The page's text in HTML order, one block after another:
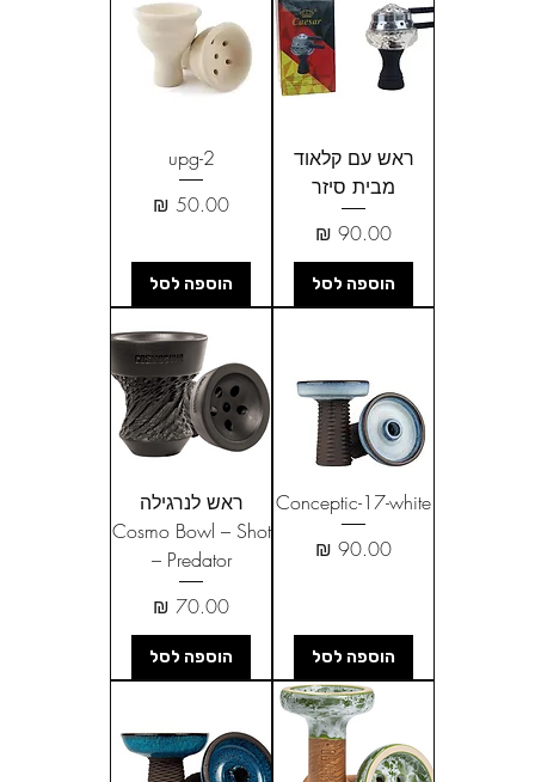
ראש עם קלאוד
מבית סיזר
מחיר
הוספה לסל
upg-2
מחיר
הוספה לסל
Conceptic-17-white
מחיר
הוספה לסל
ראש לנרגילה
Cosmo Bowl – Shot
– Predator
מחיר
הוספה לסל